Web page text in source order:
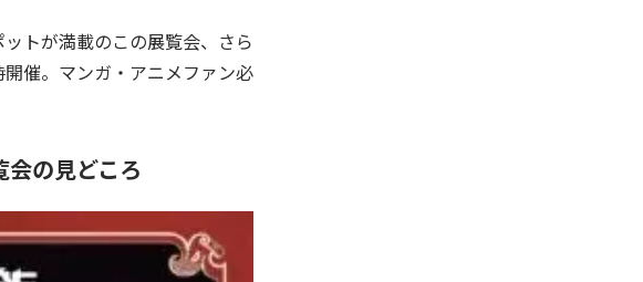
トが満載のこの展覧会、さら
催。マンガ・アニメファン必
の見どころ